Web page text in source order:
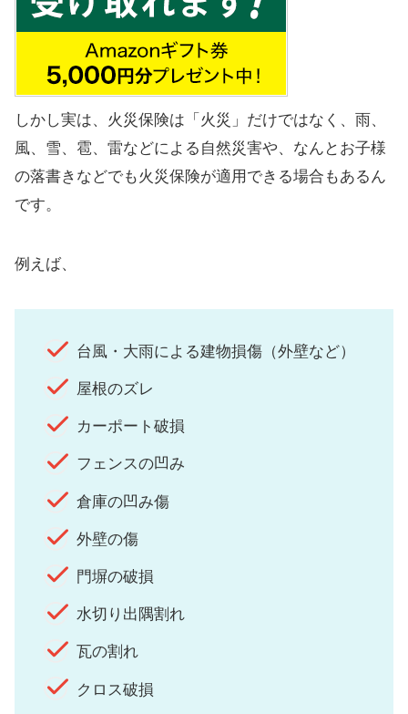
しかし実は、火災保険は「火災」だけではなく、雨、
風、雪、雹、雷などによる自然災害や、なんとお子様
の落書きなどでも火災保険が適用できる場合もあるん
です。
例えば、
台風・大雨による建物損傷（外壁など）
屋根のズレ
カーポート破損
フェンスの凹み
倉庫の凹み傷
外壁の傷
門塀の破損
水切り出隅割れ
瓦の割れ
クロス破損